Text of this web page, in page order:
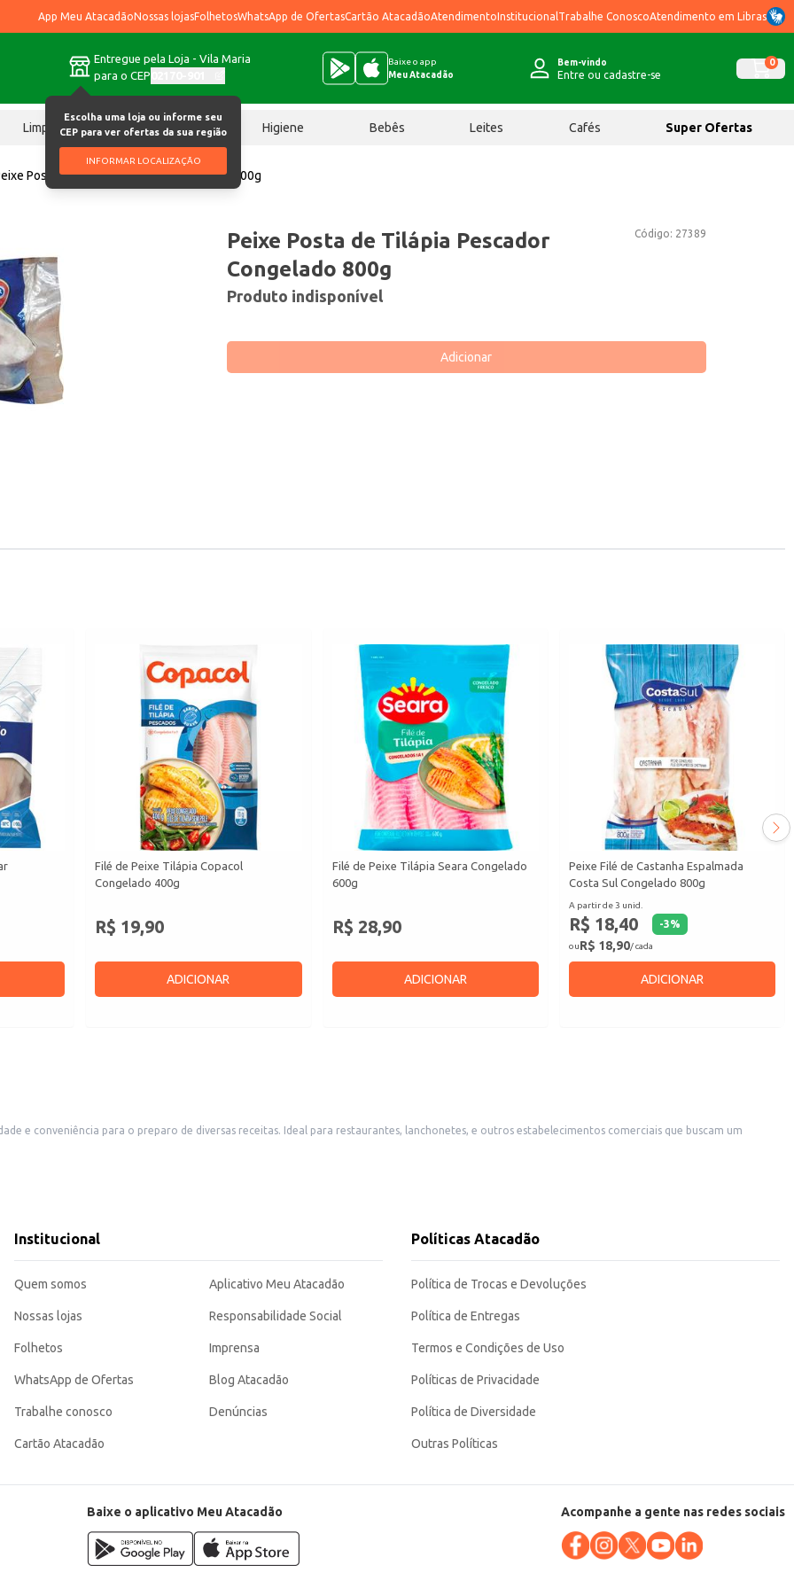
App Meu AtacadãoNossas lojasFolhetosWhatsApp de OfertasCartão AtacadãoAtendimentoInstitucional Trabalhe ConoscoAtendimento em Libras
Entregue pela Loja - Vila Maria
para o CEP
Escolha uma loja ou informe seu
CEP para ver ofertas da sua região
INFORMAR LOCALIZAÇÃO
Baixe o app
Meu Atacadão
Bem-vindo
Entre ou cadastre-se
0
Limpeza Chocolates Higiene Bebês Leites Cafés Super Ofertas
Posta de Tilápia Pescador Congelado 800g
Código: 27389
Peixe Posta de Tilápia Pescador
Congelado 800g
Produto indisponível
Adicionar
Filé de Peixe Tilápia Copacol
Congelado 400g
R$ 19,90
ADICIONAR
Filé de Peixe Tilápia Seara Congelado
600g
R$ 28,90
ADICIONAR
Peixe Filé de Castanha Espalmada
Costa Sul Congelado 800g
A partir de 3 unid.
R$ 18,40 -3%
ouR$ 18,90/ cada
ADICIONAR
Ideal para restaurantes, lanchonetes, e outros estabelecimentos comerciais que buscam um
em congelamento garante a manutenção das características do produto, facilitando
Institucional
Quem somos
Nossas lojas
Folhetos
WhatsApp de Ofertas
Trabalhe conosco
Cartão Atacadão
Aplicativo Meu Atacadão
Responsabilidade Social
Imprensa
Blog Atacadão
Denúncias
Políticas Atacadão
Política de Trocas e Devoluções
Política de Entregas
Termos e Condições de Uso
Políticas de Privacidade
Política de Diversidade
Outras Políticas
Baixe o aplicativo Meu Atacadão Acompanhe a gente nas redes sociais